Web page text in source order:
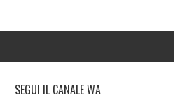
SEGUI IL CANALE WA